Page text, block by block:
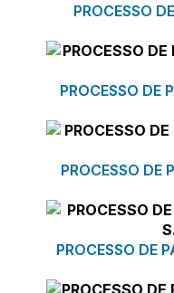
PROCESSO
PROCESSO DE
PROCESSO DE
PROCESSO DE